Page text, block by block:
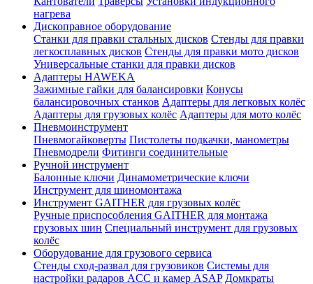
нагрева
Дископравное оборудование
Станки для правки стальных дисков Стенды для правки
легкосплавных дисков Стенды для правки мото дисков
Универсальные станки для правки дисков
Адаптеры HAWEKA
Зажимные гайки для балансировки Конусы
балансировочных станков Адаптеры для легковых колёс
Адаптеры для грузовых колёс Адаптеры для мото колёс
Пневмоинструмент
Пневмогайковерты Пистолеты подкачки, манометры
Пневмодрели Фитинги соединительные
Ручной инструмент
Балонные ключи Динамометрические ключи
Инструмент для шиномонтажа
Инструмент GAITHER для грузовых колёс
Ручные приспособления GAITHER для монтажа
грузовых шин Специальный инструмент для грузовых
колёс
Оборудование для грузового сервиса
Стенды сход-развал для грузовиков Системы для
настройки радаров ACC и камер ASAP Домкраты